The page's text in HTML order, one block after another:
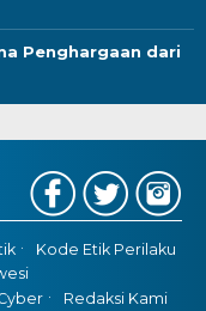
Penghargaan dari
Kode Etik Perilaku
Redaksi Kami